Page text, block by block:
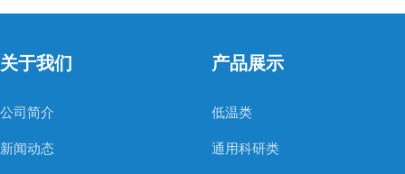
关于我们
公司简介
新闻动态
产品展示
低温类
通用科研类